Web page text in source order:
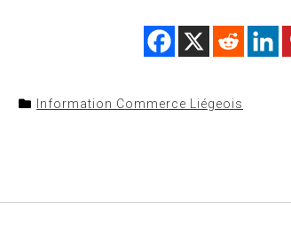
Information Commerce Liégeois